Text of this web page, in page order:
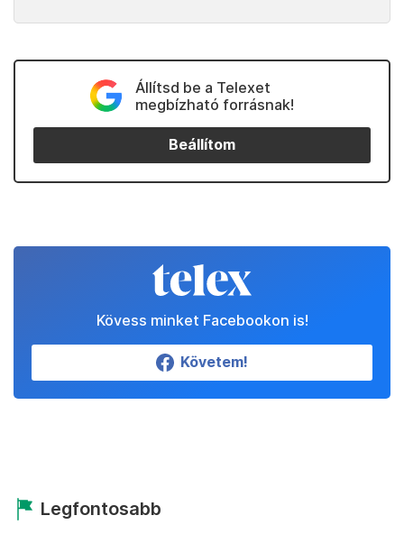
Állítsd be a Telexet
megbízható forrásnak!
Beállítom
Kövess minket Facebookon is!
Követem!
Legfontosabb